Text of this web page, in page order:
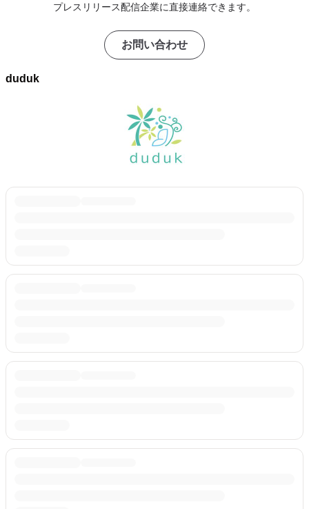
プレスリリース配信企業に直接連絡できます。
お問い合わせ
duduk